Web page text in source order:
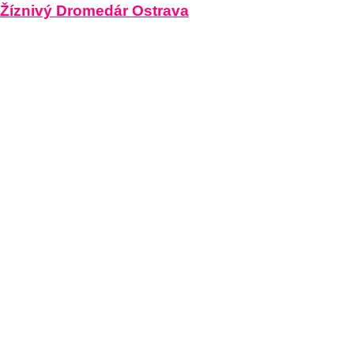
Žíznivý Dromedár Ostrava